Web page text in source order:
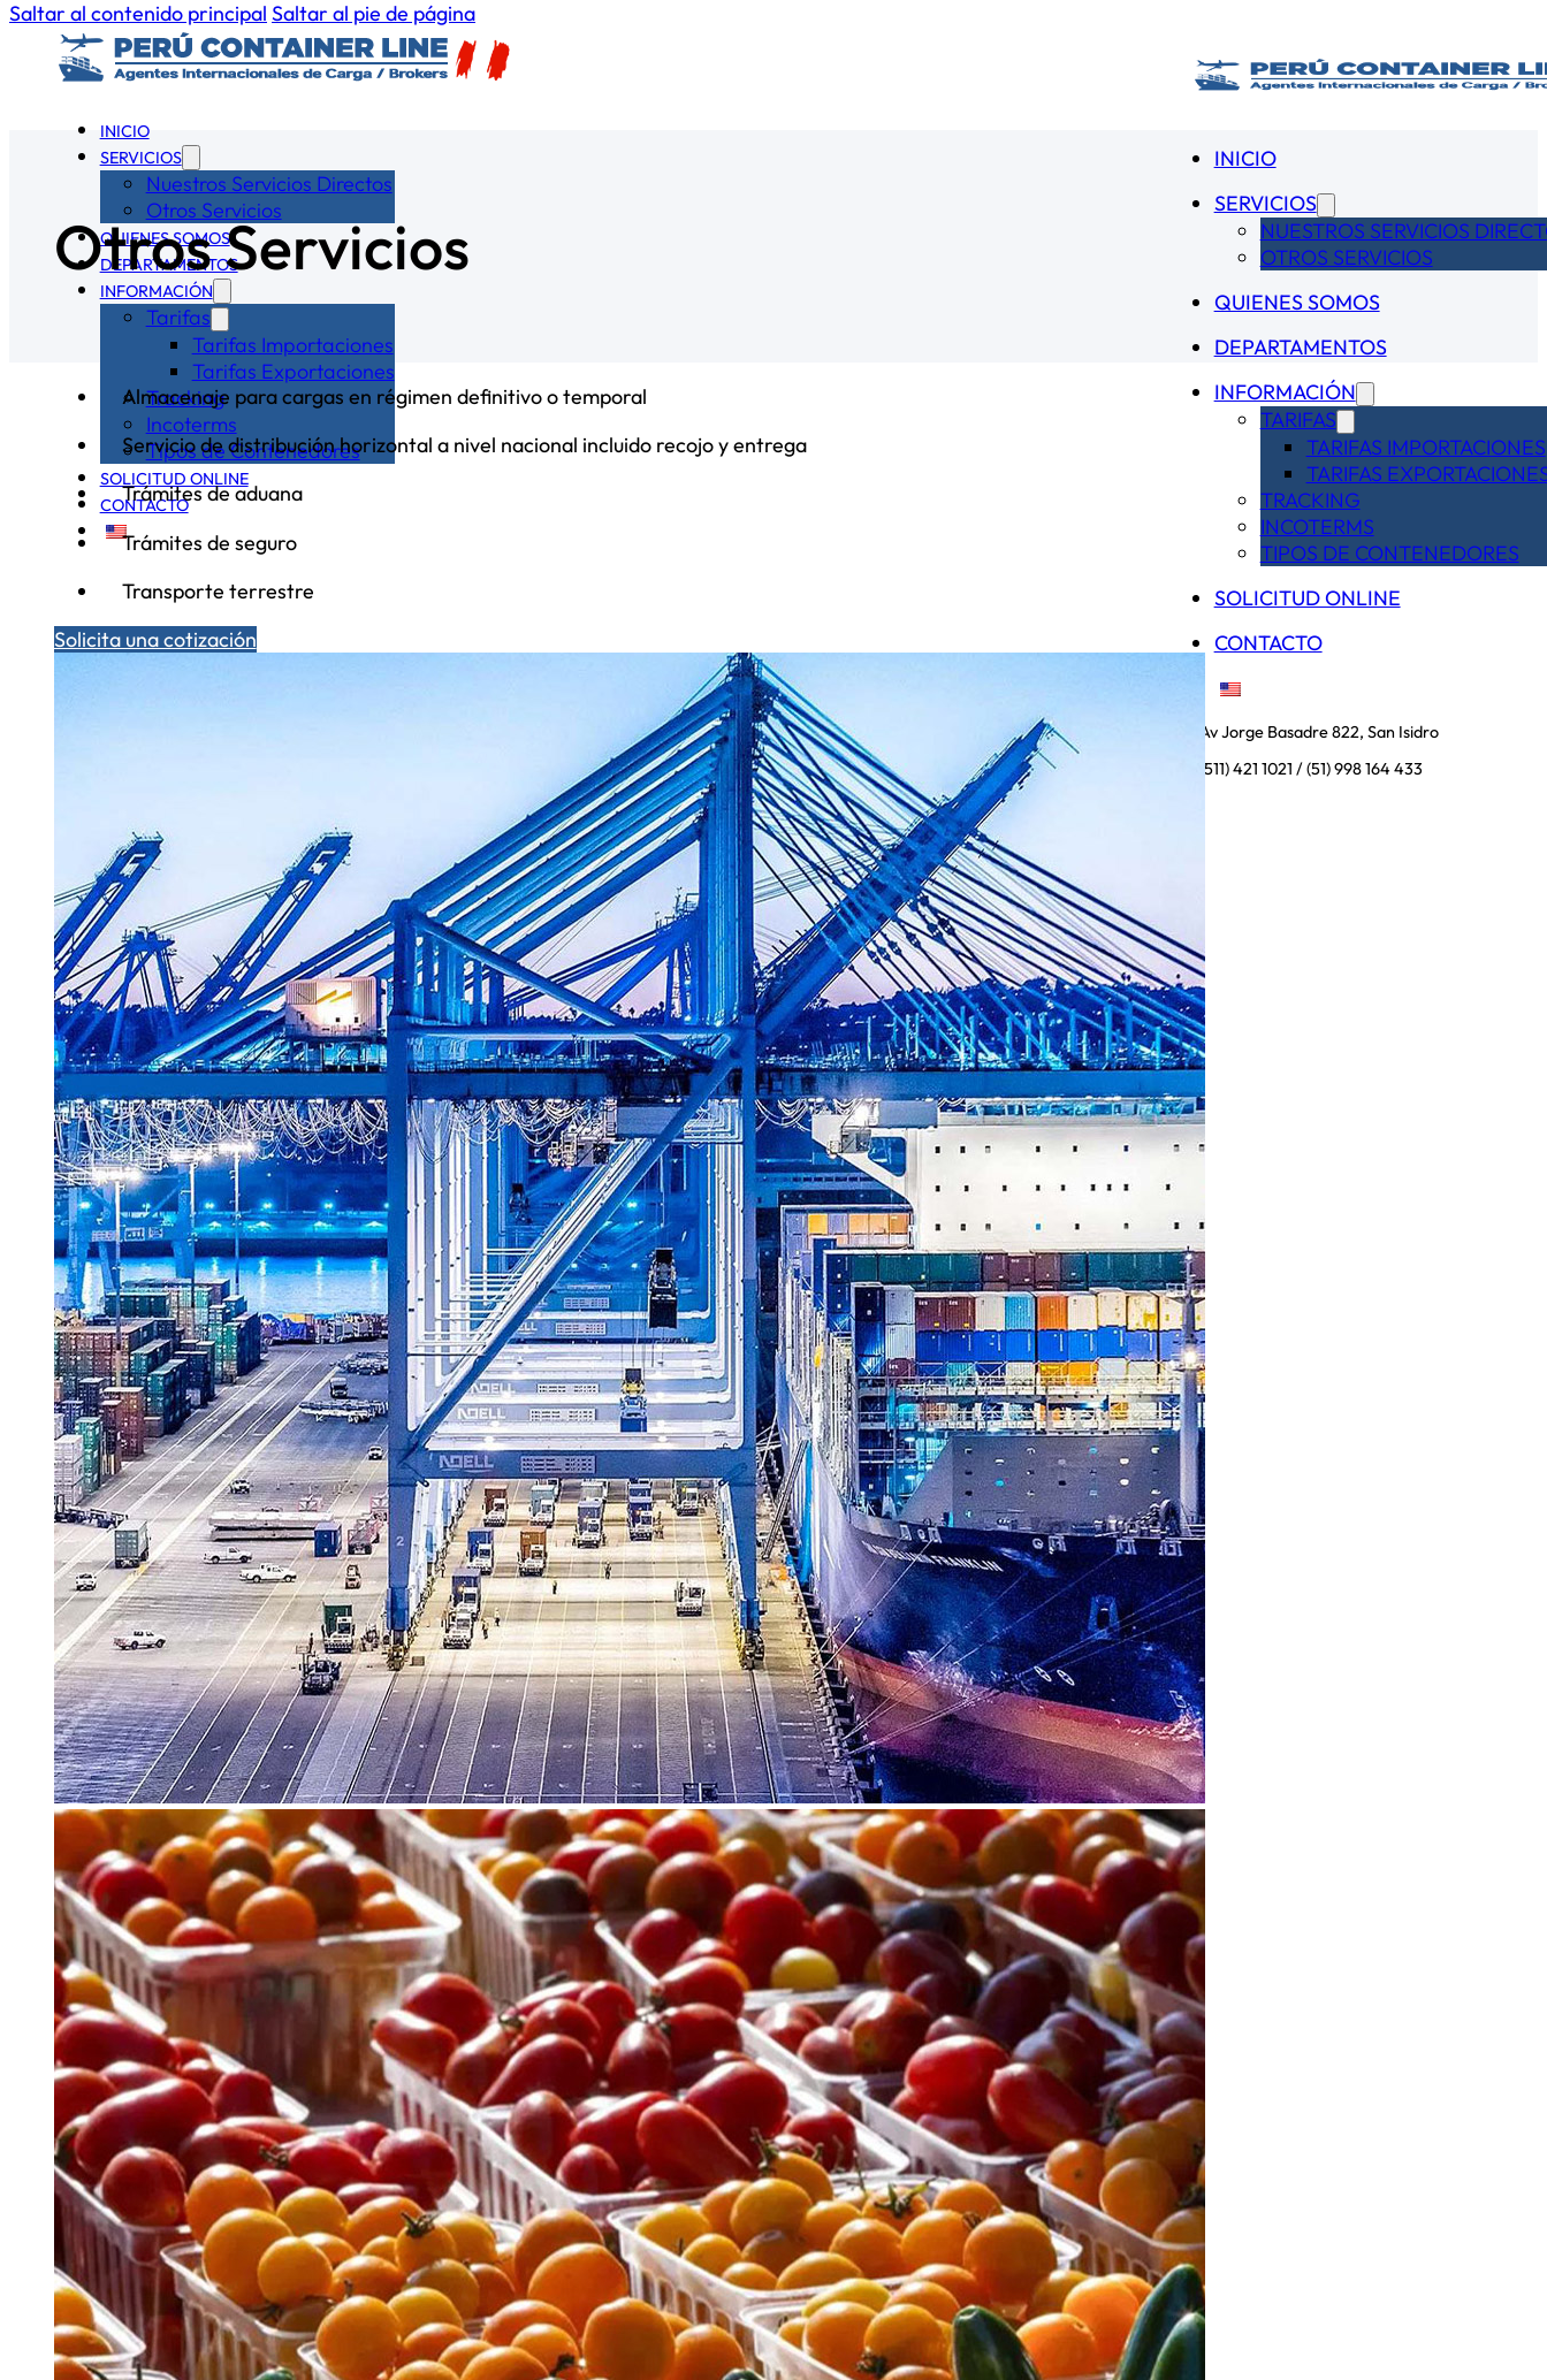
Saltar al contenido principal Saltar al pie de página
INICIO
SERVICIOS
Nuestros Servicios Directos
Otros Servicios
QUIENES SOMOS
DEPARTAMENTOS
INFORMACIÓN
Tarifas
Tarifas Importaciones
Tarifas Exportaciones
Tracking
Incoterms
Tipos de Contenedores
SOLICITUD ONLINE
CONTACTO
INICIO
SERVICIOS
NUESTROS SERVICIOS
OTROS SERVICIOS
QUIENES SOMOS
DEPARTAMENTOS
INFORMACIÓN
TARIFAS
TARIFAS IMPORTACIONES
TARIFAS
TRACKING
INCOTERMS
TIPOS DE CONTENEDORES
SOLICITUD ONLINE
CONTACTO
Av Jorge Basadre 822, San Isidro
(511) 421 1021 / (51) 998 164 433
Otros Servicios
Almacenaje para cargas en régimen definitivo o temporal
Servicio de distribución horizontal a nivel nacional incluido recojo y entrega
Trámites de aduana
Trámites de seguro
Transporte terrestre
Solicita una cotización